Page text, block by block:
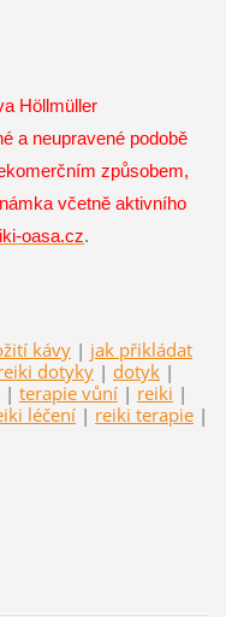
Höllmüller
a neupravené podobě
způsobem,
včetně aktivního
oasa.cz.
kávy | jak přikládat
dotyky | dotyk |
| terapie vůní | reiki |
léčení | reiki terapie |